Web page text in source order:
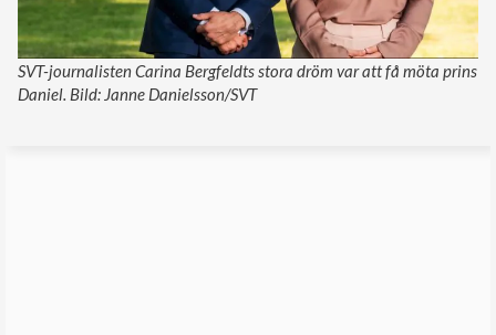
SVT-journalisten Carina Bergfeldts stora dröm var att få möta prins
Daniel. Bild: Janne Danielsson/SVT